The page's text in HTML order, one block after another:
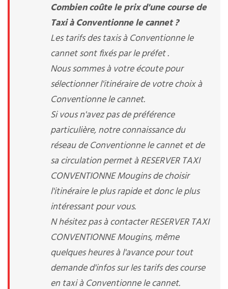
Combien coûte le prix d'une course de
Taxi à Conventionne le cannet ?
Les tarifs des taxis à Conventionne le
cannet sont fixés par le préfet .
Nous sommes à votre écoute pour
sélectionner l'itinéraire de votre choix à
Conventionne le cannet.
Si vous n'avez pas de préférence
particulière, notre connaissance du
réseau de Conventionne le cannet et de
sa circulation permet à RESERVER TAXI
CONVENTIONNE Mougins de choisir
l'itinéraire le plus rapide et donc le plus
intéressant pour vous.
N hésitez pas à contacter RESERVER TAXI
CONVENTIONNE Mougins, même
quelques heures à l'avance pour tout
demande d'infos sur les tarifs des course
en taxi à Conventionne le cannet.